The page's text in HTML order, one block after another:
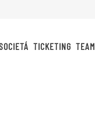
TICKETING TEAM